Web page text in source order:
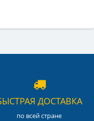
ДОСТАВКА
по всей стране